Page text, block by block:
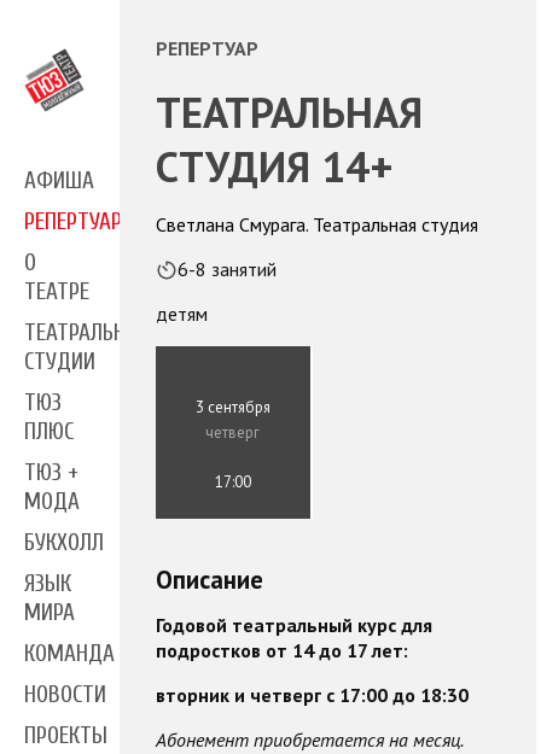
АФИША
РЕПЕРТУАР
О
ТЕАТРЕ
ТЕАТРАЛЬНЫЕ
СТУДИИ
ТЮЗ
ПЛЮС
ТЮЗ +
МОДА
БУКХОЛЛ
ЯЗЫК
МИРА
КОМАНДА
НОВОСТИ
ПРОЕКТЫ
РЕПЕРТУАР
ТЕАТРАЛЬНАЯ
СТУДИЯ 14+
Светлана Смурага. Театральная студия
6-8 занятий
детям
3 сентября
четверг
17:00
Описание
Годовой театральный курс для
подростков от 14 до 17 лет:
вторник и четверг с 17:00 до 18:30
Абонемент приобретается на месяц.